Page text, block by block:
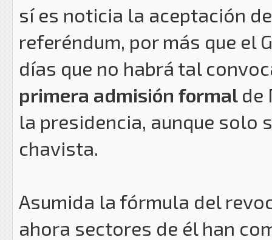
sí es noticia la aceptación
referéndum, por más que el
días que no habrá tal
primera admisión formal de
la presidencia, aunque solo
chavista.
Asumida la fórmula del
ahora sectores de él han